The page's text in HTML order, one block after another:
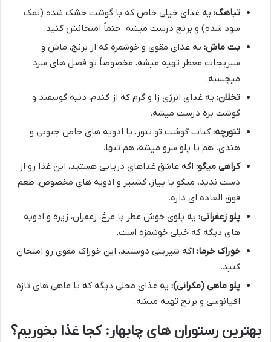
تباهگ: یه غذای خیلی خاص که با گوشت خشک شده (نمک
سود شده) و برنج درست میشه. حتماً امتحانش کنید.
بت ماش: یه غذای مقوی و خوشمزه که از برنج، ماش و
سبزیجات معطر تهیه میشه، مخصوصاً تو فصل های سرد
میچسبه.
تخلان: یه غذای انرژی زا و گرم که از گندم، دنبه گوسفند و
گوشت بره درست میشه.
تنورچه: کباب گوشت تو تنور، با ادویه های خاص جنوبی و
هندی. هم با پلو سرو میشه، هم تنها.
کراهی میگو: اگه عاشق غذاهای دریایی هستید، این غذا رو از
دست ندید. میگو با پیاز، گشنیز و ادویه های مخصوص، طعم
فوق العاده ای داره.
پلو زعفرانی: یه پلوی خوش عطر با مرغ، زعفران، زیره و ادویه
های دیگه که خیلی خوشمزه است.
خوراک خرما: اگه شیرینی دوستید، این خوراک مقوی رو امتحان
کنید.
پلو ماهی (مکرانی): یه غذای محلی دیگه که با ماهی های تازه
اقیانوسی و برنج تهیه میشه.
بهترین رستوران های چابهار: کجا غذا بخوریم؟